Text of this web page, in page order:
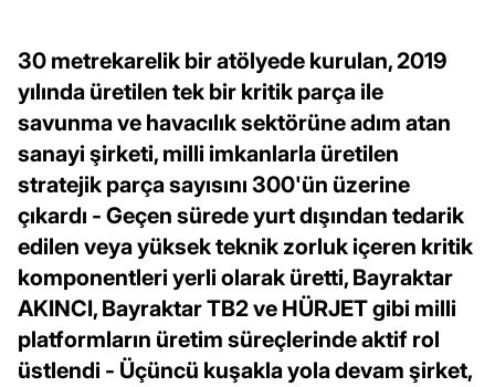
30 metrekarelik bir atölyede kurulan, 2019
yılında üretilen tek bir kritik parça ile
savunma ve havacılık sektörüne adım atan
sanayi şirketi, milli imkanlarla üretilen
stratejik parça sayısını 300'ün üzerine
çıkardı - Geçen sürede yurt dışından tedarik
edilen veya yüksek teknik zorluk içeren kritik
komponentleri yerli olarak üretti, Bayraktar
AKINCI, Bayraktar TB2 ve HÜRJET gibi milli
platformların üretim süreçlerinde aktif rol
üstlendi - Üçüncü kuşakla yola devam şirket,